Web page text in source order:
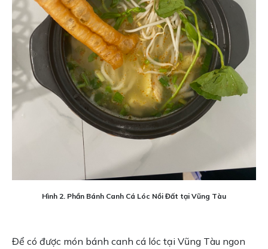
Hình 2. Phần Bánh Canh Cá Lóc Nồi Đất tại Vũng Tàu
Để có được món bánh canh cá lóc tại Vũng Tàu ngon